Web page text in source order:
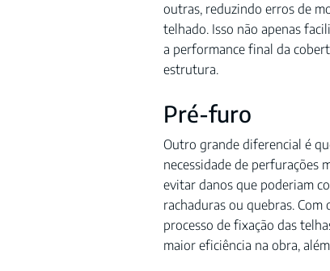
outras, reduzindo erros de
telhado. Isso não apenas
a performance final da
estrutura.
Pré-furo
Outro grande diferencial é
necessidade de perfurações
evitar danos que poderiam
rachaduras ou quebras.
processo de fixação das
maior eficiência na obra,